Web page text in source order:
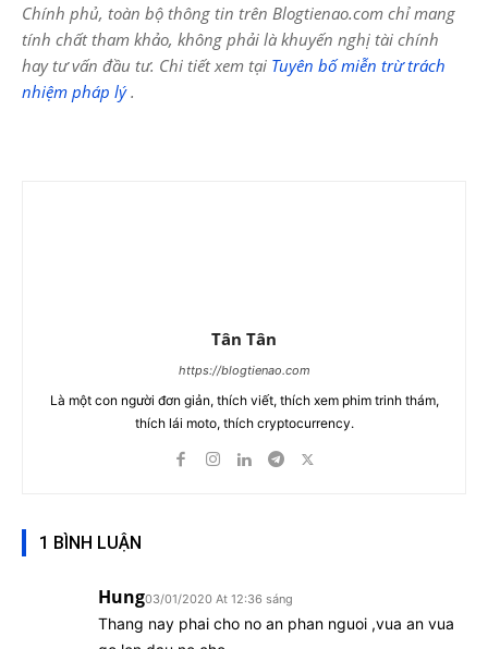
Chính phủ, toàn bộ thông tin trên Blogtienao.com chỉ mang
tính chất tham khảo, không phải là khuyến nghị tài chính
hay tư vấn đầu tư. Chi tiết xem tại Tuyên bố miễn trừ trách
nhiệm pháp lý.
Tân Tân
https://blogtienao.com
Là một con người đơn giản, thích viết, thích xem phim trinh thám,
thích lái moto, thích cryptocurrency.
1 BÌNH LUẬN
Hung03/01/2020 At 12:36 sáng
Thang nay phai cho no an phan nguoi ,vua an vua